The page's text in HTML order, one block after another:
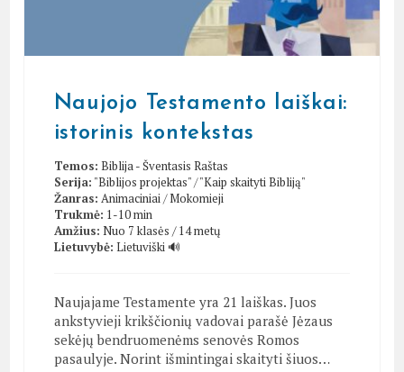
Naujojo Testamento laiškai:
istorinis kontekstas
Temos: Biblija - Šventasis Raštas
Serija: "Biblijos projektas"/"Kaip skaityti Bibliją"
Žanras: Animaciniai/Mokomieji
Trukmė: 1-10 min
Amžius: Nuo 7 klasės / 14 metų
Lietuvybė: Lietuviški 🔊
Naujajame Testamente yra 21 laiškas. Juos
ankstyvieji krikščionių vadovai parašė Jėzaus
sekėjų bendruomenėms senovės Romos
pasaulyje. Norint išmintingai skaityti šiuos…